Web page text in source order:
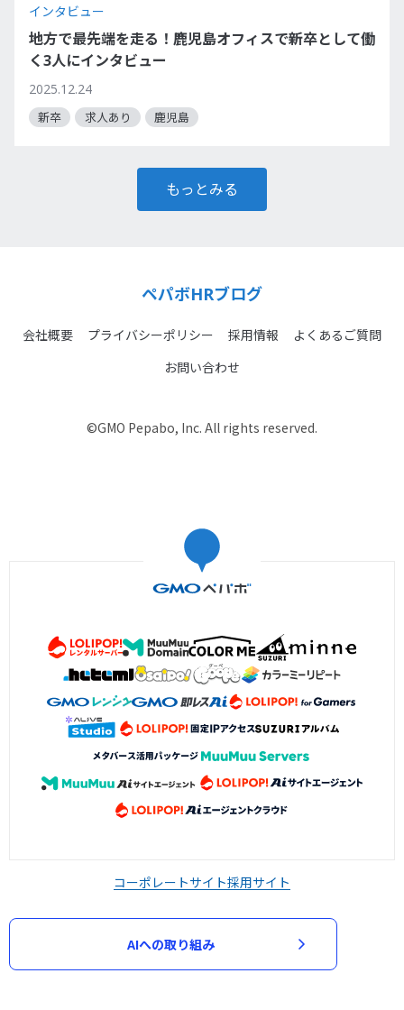
インタビュー
地方で最先端を走る！鹿児島オフィスで新卒として働
く3人にインタビュー
2025.12.24
新卒 求人あり 鹿児島
もっとみる
ペパボHRブログ
会社概要 プライバシーポリシー 採用情報
よくあるご質問
お問い合わせ
©GMO Pepabo, Inc. All rights reserved.
コーポレートサイト採用サイト
AIへの取り組み